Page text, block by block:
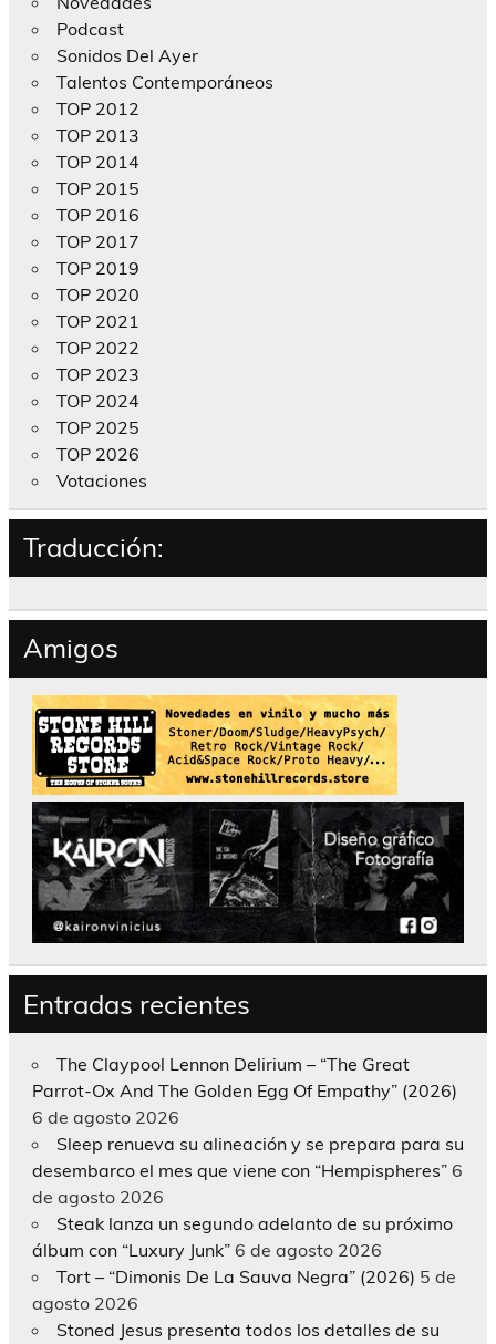
Podcast
Sonidos Del Ayer
Talentos Contemporáneos
TOP 2012
TOP 2013
TOP 2014
TOP 2015
TOP 2016
TOP 2017
TOP 2019
TOP 2020
TOP 2021
TOP 2022
TOP 2023
TOP 2024
TOP 2025
TOP 2026
Votaciones
Traducción:
Amigos
Entradas recientes
The Claypool Lennon Delirium – “The Great
Parrot-Ox And The Golden Egg Of Empathy” (2026)
6 de agosto 2026
Sleep renueva su alineación y se prepara para su
desembarco el mes que viene con “Hempispheres” 6
de agosto 2026
Steak lanza un segundo adelanto de su próximo
álbum con “Luxury Junk” 6 de agosto 2026
Tort – “Dimonis De La Sauva Negra” (2026) 5 de
agosto 2026
Stoned Jesus presenta todos los detalles de su